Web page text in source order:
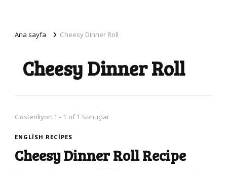
Ana sayfa Cheesy Dinner Roll
Cheesy Dinner Roll
Gösteriliyor: 1 - 1 of 1 Sonuçlar
ENGLISH RECIPES
Cheesy Dinner Roll Recipe